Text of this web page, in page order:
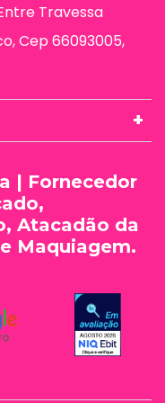
Travessa
Cep 66093005,
| Fornecedor
Atacadão da
Maquiagem.